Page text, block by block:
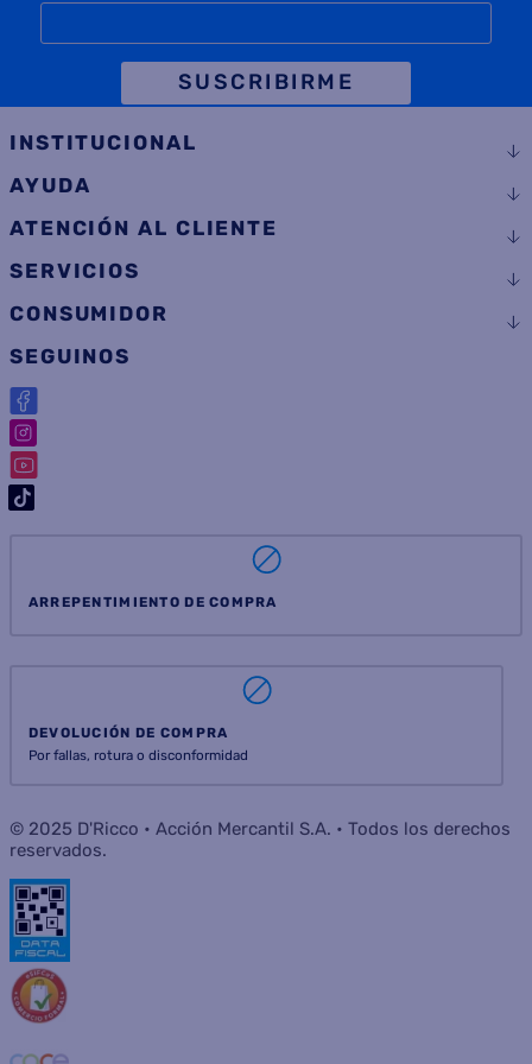
SUSCRIBIRME
INSTITUCIONAL
AYUDA
ATENCIÓN AL CLIENTE
SERVICIOS
CONSUMIDOR
SEGUINOS
ARREPENTIMIENTO DE COMPRA
DEVOLUCIÓN DE COMPRA
Por fallas, rotura o disconformidad
© 2025 D'Ricco • Acción Mercantil S.A. • Todos los derechos
reservados.